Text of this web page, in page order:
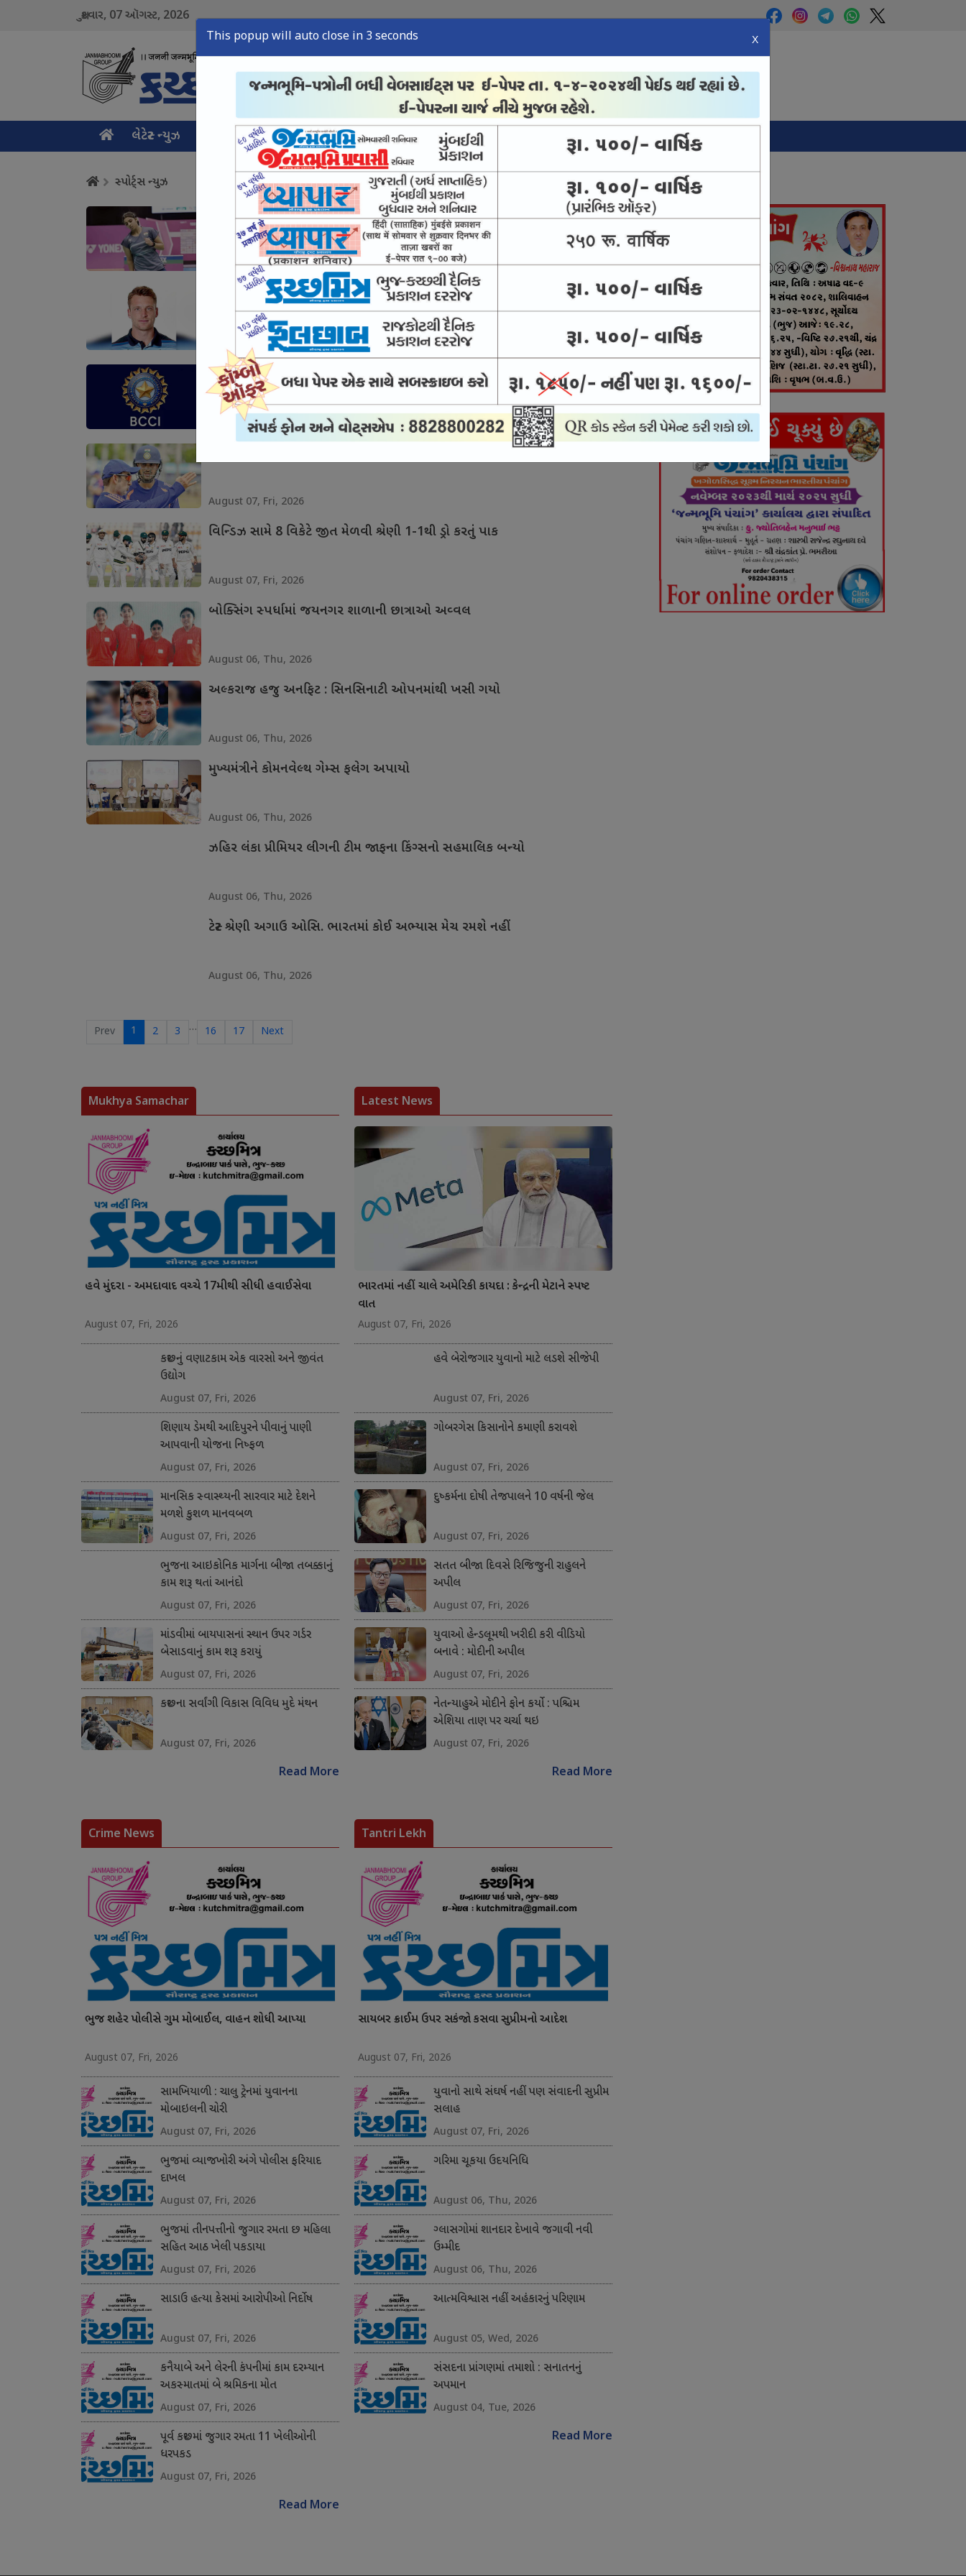
શુક્રવાર, 07ઑગસ્ટ, 2026
લેટેસ્ટ ન્યુઝ મુખ્ય સમાચાર ક્રાઇમ ન્યુઝ સ્પોર્ટ્સ ન્યુઝ તંત્રી લેખ ઈ-પેપર
This popup will auto close in 2 seconds X
સ્પોર્ટ્સ ન્યુઝ
તન્વી શર્મા કોરિયા ઓપનની ક્વાર્ટર ફાઇનલમાં
August 07, Fri, 2026
બટલરનો વર્લ્ડ રેકોર્ડ : ટી-20 ફોર્મેટમાં સૌથી વધુ રન
August 07, Fri, 2026
ટીમ ઇન્ડિયાના ખેલાડીઓની ફિટનેસ ટેસ્ટ વધુ કડક બની
August 07, Fri, 2026
August 07, Fri, 2026
વિન્ડિઝ સામે 8 વિકેટે જીત મેળવી શ્રેણી 1-1થી ડ્રો કરતું પાક
August 07, Fri, 2026
બોક્સિંગ સ્પર્ધામાં જયનગર શાળાની છાત્રાઓ અવ્વલ
August 06, Thu, 2026
અલ્કરાજ હજુ અનફિટ : સિનસિનાટી ઓપનમાંથી ખસી ગયો
August 06, Thu, 2026
મુખ્યમંત્રીને કોમનવેલ્થ ગેમ્સ ફલેગ અપાયો
August 06, Thu, 2026
ઝહિર લંકા પ્રીમિયર લીગની ટીમ જાફના કિંગ્સનો સહમાલિક બન્યો
August 06, Thu, 2026
ટેસ્ટ શ્રેણી અગાઉ ઓસિ. ભારતમાં કોઈ અભ્યાસ મેચ રમશે નહીં
August 06, Thu, 2026
Prev 1 2 3 … 16 17 Next
Panchang
Mukhya Samachar
હવે મુંદરા - અમદાવાદ વચ્ચે 17મીથી સીધી હવાઈસેવા
August 07, Fri, 2026
કચ્છનું વણાટકામ એક વારસો અને જીવંત
ઉદ્યોગ
August 07, Fri, 2026
શિણાય ડેમથી આદિપુરને પીવાનું પાણી
આપવાની યોજના નિષ્ફળ
August 07, Fri, 2026
માનસિક સ્વાસ્થ્યની સારવાર માટે દેશને
મળશે કુશળ માનવબળ
August 07, Fri, 2026
ભુજના આઇકોનિક માર્ગના બીજા તબક્કાનું
કામ શરૂ થતાં આનંદો
August 07, Fri, 2026
માંડવીમાં બાયપાસનાં સ્થાન ઉપર ગર્ડર
બેસાડવાનું કામ શરૂ કરાયું
August 07, Fri, 2026
કચ્છના સર્વાંગી વિકાસ વિવિધ મુદે મંથન
August 07, Fri, 2026
Read More
Latest News
ભારતમાં નહીં ચાલે અમેરિકી કાયદા : કેન્દ્રની મેટાને સ્પષ્ટ
વાત
August 07, Fri, 2026
હવે બેરોજગાર યુવાનો માટે લડશે સીજેપી
August 07, Fri, 2026
ગોબરગેસ કિસાનોને કમાણી કરાવશે
August 07, Fri, 2026
દુષ્કર્મના દોષી તેજપાલને 10 વર્ષની જેલ
August 07, Fri, 2026
સતત બીજા દિવસે રિજિજુની રાહુલને
અપીલ
August 07, Fri, 2026
યુવાઓ હેન્ડલૂમથી ખરીદી કરી વીડિયો
બનાવે : મોદીની અપીલ
August 07, Fri, 2026
નેતન્યાહુએ મોદીને ફોન કર્યો : પશ્ચિમ
એશિયા તાણ પર ચર્ચા થઇ
August 07, Fri, 2026
Read More
Crime News
ભુજ શહેર પોલીસે ગુમ મોબાઈલ, વાહન શોધી આપ્યા
August 07, Fri, 2026
સામખિયાળી : ચાલુ ટ્રેનમાં યુવાનના
મોબાઇલની ચોરી
August 07, Fri, 2026
ભુજમાં વ્યાજખોરી અંગે પોલીસ ફરિયાદ
દાખલ
August 07, Fri, 2026
ભુજમાં તીનપત્તીનો જુગાર રમતા છ મહિલા
સહિત આઠ ખેલી પકડાયા
August 07, Fri, 2026
સાડાઉ હત્યા કેસમાં આરોપીઓ નિર્દોષ
August 07, Fri, 2026
કનૈયાબે અને લેરની કંપનીમાં કામ દરમ્યાન
અકસ્માતમાં બે શ્રમિકના મોત
August 07, Fri, 2026
પૂર્વ કચ્છમાં જુગાર રમતા 11 ખેલીઓની
ધરપકડ
August 07, Fri, 2026
Read More
Tantri Lekh
સાયબર ક્રાઈમ ઉપર સકંજો કસવા સુપ્રીમનો આદેશ
August 07, Fri, 2026
યુવાનો સાથે સંઘર્ષ નહીં પણ સંવાદની સુપ્રીમ
સલાહ
August 07, Fri, 2026
ગરિમા ચૂકયા ઉદયનિધિ
August 06, Thu, 2026
ગ્લાસગોમાં શાનદાર દેખાવે જગાવી નવી
ઉમ્મીદ
August 06, Thu, 2026
આત્મવિશ્વાસ નહીં અહંકારનું પરિણામ
August 05, Wed, 2026
સંસદના પ્રાંગણમાં તમાશો : સનાતનનું
અપમાન
August 04, Tue, 2026
Read More